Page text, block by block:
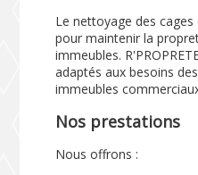
Le nettoyage des
pour maintenir la
immeubles.
adaptés aux besoins
immeubles
Nos prestations
Nous offrons :